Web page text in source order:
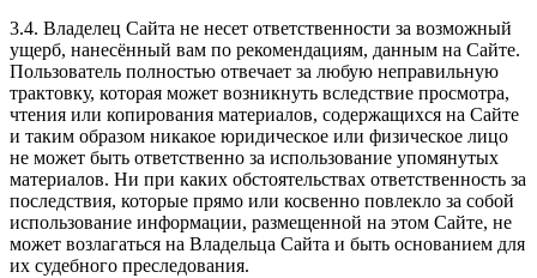
3.4. Владелец Сайта не несет ответственности за возможный
ущерб, нанесённый вам по рекомендациям, данным на Сайте.
Пользователь полностью отвечает за любую неправильную
трактовку, которая может возникнуть вследствие просмотра,
чтения или копирования материалов, содержащихся на Сайте
и таким образом никакое юридическое или физическое лицо
не может быть ответственно за использование упомянутых
материалов. Ни при каких обстоятельствах ответственность за
последствия, которые прямо или косвенно повлекло за собой
использование информации, размещенной на этом Сайте, не
может возлагаться на Владельца Сайта и быть основанием для
их судебного преследования.